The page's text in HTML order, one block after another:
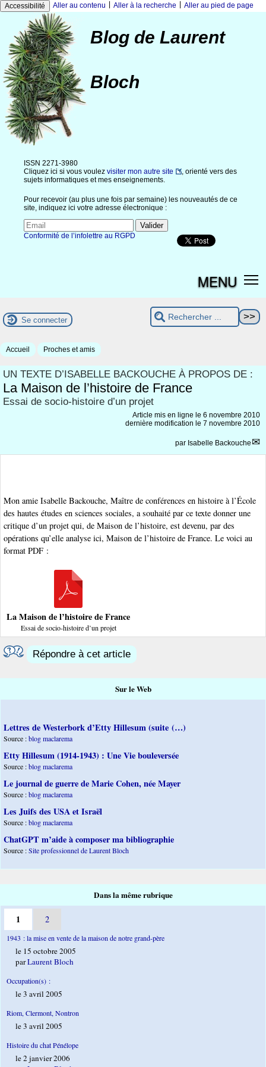
Accessibilité Aller au contenu Aller à la recherche Aller au pied de page
Blog de Laurent
Bloch
ISSN 2271-3980
Cliquez ici si vous voulez visiter mon autre site
, orienté vers des
sujets informatiques et mes enseignements.
Pour recevoir (au plus une fois par semaine) les nouveautés de ce
site, indiquez ici votre adresse électronique :
Conformité de l’infolettre au RGPD
MENU
Se connecter
Accueil Proches et amis
UN TEXTE D’ISABELLE BACKOUCHE À PROPOS DE :
La Maison de l’histoire de France
Essai de socio-histoire d’un projet
Article mis en ligne le 6 novembre 2010
dernière modification le 7 novembre 2010
par Isabelle Backouche
Mon amie Isabelle Backouche, Maître de conférences en histoire à l’École
des hautes études en sciences sociales, a souhaité par ce texte donner une
critique d’un projet qui, de Maison de l’histoire, est devenu, par des
opérations qu’elle analyse ici, Maison de l’histoire de France. Le voici au
format PDF :
La Maison de l’histoire de France
Essai de socio-histoire d’un projet
Répondre à cet article
Sur le Web
Lettres de Westerbork d’Etty Hillesum (suite (…)
Source :blog maclarema
Etty Hillesum (1914-1943) : Une Vie bouleversée
Source :blog maclarema
Le journal de guerre de Marie Cohen, née Mayer
Source :blog maclarema
Les Juifs des USA et Israël
Source :blog maclarema
ChatGPT m’aide à composer ma bibliographie
Source :Site professionnel de Laurent Bloch
Dans la même rubrique
1 2
1943 : la mise en vente de la maison de notre grand-père
le 15 octobre 2005
parLaurent Bloch
Occupation(s) :
le 3 avril 2005
Riom, Clermont, Nontron
le 3 avril 2005
Histoire du chat Pénélope
le 2 janvier 2006